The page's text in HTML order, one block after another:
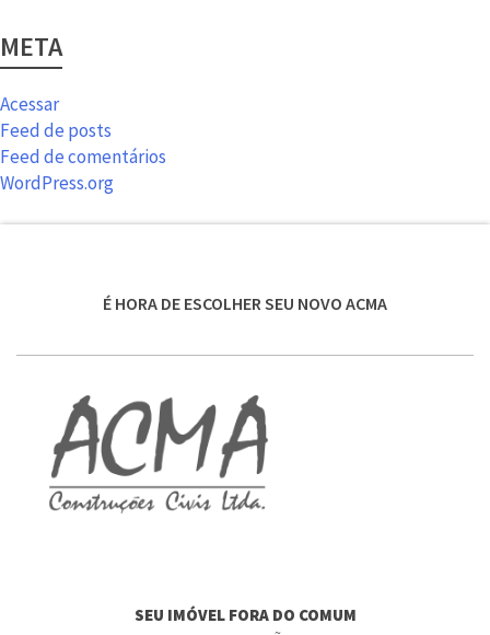
META
Acessar
Feed de posts
Feed de comentários
WordPress.org
É HORA DE ESCOLHER SEU NOVO ACMA
SEU IMÓVEL FORA DO COMUM